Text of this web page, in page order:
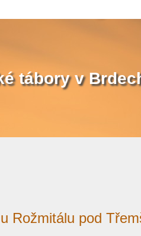
tábory v
Rožmitálu pod